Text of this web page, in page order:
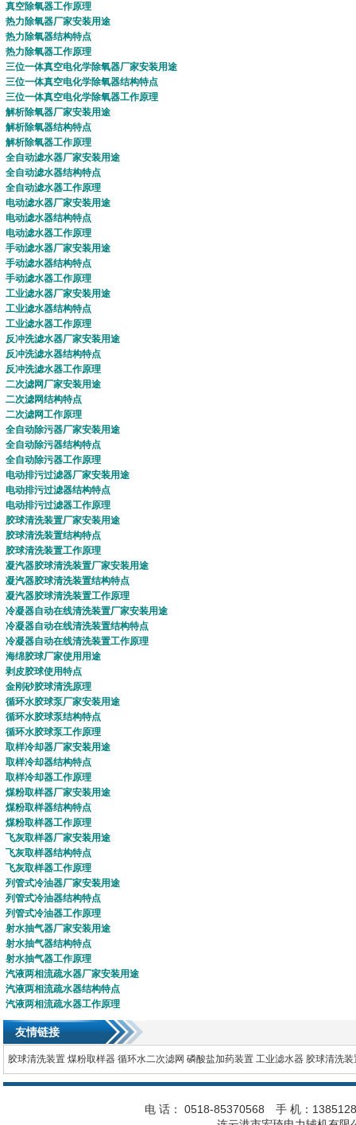
真空除氧器工作原理
热力除氧器厂家安装用途
热力除氧器结构特点
热力除氧器工作原理
三位一体真空电化学除氧器厂家安装用途
三位一体真空电化学除氧器结构特点
三位一体真空电化学除氧器工作原理
解析除氧器厂家安装用途
解析除氧器结构特点
解析除氧器工作原理
全自动滤水器厂家安装用途
全自动滤水器结构特点
全自动滤水器工作原理
电动滤水器厂家安装用途
电动滤水器结构特点
电动滤水器工作原理
手动滤水器厂家安装用途
手动滤水器结构特点
手动滤水器工作原理
工业滤水器厂家安装用途
工业滤水器结构特点
工业滤水器工作原理
反冲洗滤水器厂家安装用途
反冲洗滤水器结构特点
反冲洗滤水器工作原理
二次滤网厂家安装用途
二次滤网结构特点
二次滤网工作原理
全自动除污器厂家安装用途
全自动除污器结构特点
全自动除污器工作原理
电动排污过滤器厂家安装用途
电动排污过滤器结构特点
电动排污过滤器工作原理
胶球清洗装置厂家安装用途
胶球清洗装置结构特点
胶球清洗装置工作原理
凝汽器胶球清洗装置厂家安装用途
凝汽器胶球清洗装置结构特点
凝汽器胶球清洗装置工作原理
冷凝器自动在线清洗装置厂家安装用途
冷凝器自动在线清洗装置结构特点
冷凝器自动在线清洗装置工作原理
海绵胶球厂家使用用途
剥皮胶球使用特点
金刚砂胶球清洗原理
循环水胶球泵厂家安装用途
循环水胶球泵结构特点
循环水胶球泵工作原理
取样冷却器厂家安装用途
取样冷却器结构特点
取样冷却器工作原理
煤粉取样器厂家安装用途
煤粉取样器结构特点
煤粉取样器工作原理
飞灰取样器厂家安装用途
飞灰取样器结构特点
飞灰取样器工作原理
列管式冷油器厂家安装用途
列管式冷油器结构特点
列管式冷油器工作原理
射水抽气器厂家安装用途
射水抽气器结构特点
射水抽气器工作原理
汽液两相流疏水器厂家安装用途
汽液两相流疏水器结构特点
汽液两相流疏水器工作原理
友情链接
胶球清洗装置 煤粉取样器 循环水二次滤网 磷酸盐加药装置 工业滤水器 胶球清洗装
电 话： 0518-85370568 手 机：